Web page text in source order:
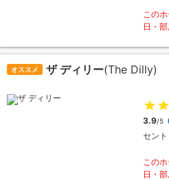
この
日・
オススメ ザ ディリー(The Dilly)
3.9/5
セン
この
日・